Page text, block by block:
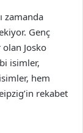
zamanda
Genç
Josko
isimler,
hem
rekabet